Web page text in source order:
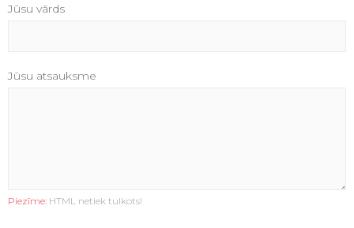
Jūsu vārds
Jūsu atsauksme
Piezīme: HTML netiek tulkots!